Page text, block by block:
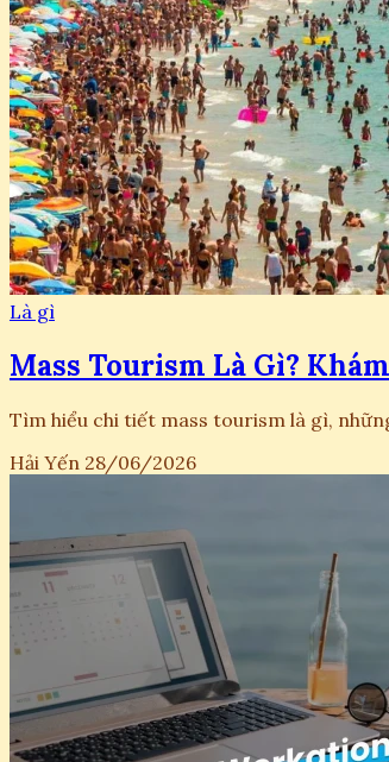
Là gì
Mass Tourism Là Gì?
Tìm hiểu chi tiết mass tourism là gì,
Hải Yến 28/06/2026